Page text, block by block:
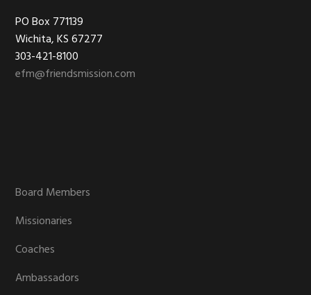
Footer
PO Box 771139
Wichita, KS 67277
303-421-8100
efm@friendsmission.com
Board Members
Missionaries
Coaches
Ambassadors